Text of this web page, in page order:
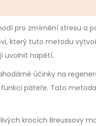
pro zmírnění stresu a
který tuto metodu
uvolnit napětí.
účinky na
páteře. Tato
krocích Breussovy